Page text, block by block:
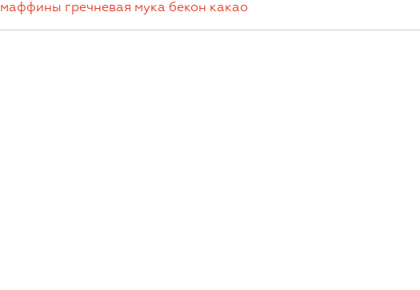
маффины гречневая мука бекон какао